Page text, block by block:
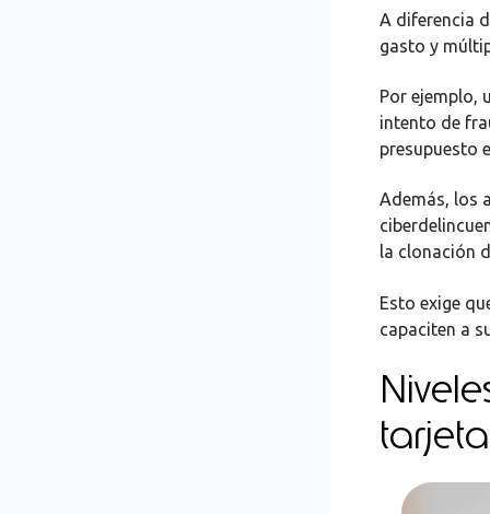
A diferencia
gasto y
Por ejemplo,
intento de
presupuesto
Además, los
la clonación
Esto exige
capaciten a